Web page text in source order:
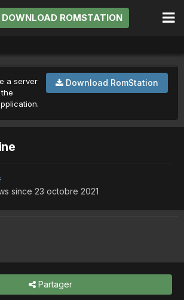
ROMSTATION
Download RomStation
a server
since 23 octobre 2021
Partager